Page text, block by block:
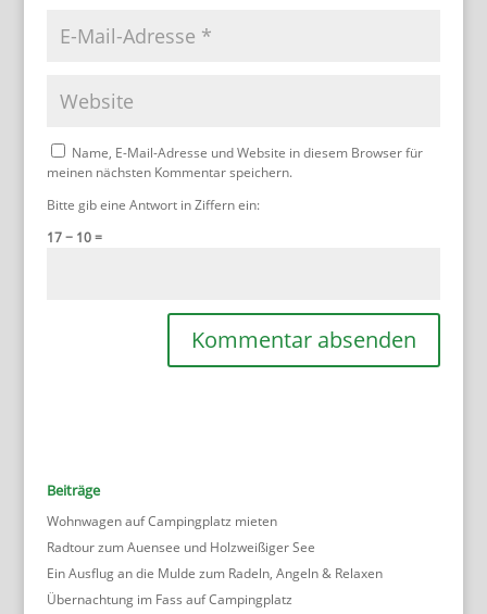
Name, E-Mail-Adresse und Website in diesem Browser für
meinen nächsten Kommentar speichern.
Bitte gib eine Antwort in Ziffern ein:
17 − 10 =
Beiträge
Wohnwagen auf Campingplatz mieten
Radtour zum Auensee und Holzweißiger See
Ein Ausflug an die Mulde zum Radeln, Angeln & Relaxen
Übernachtung im Fass auf Campingplatz